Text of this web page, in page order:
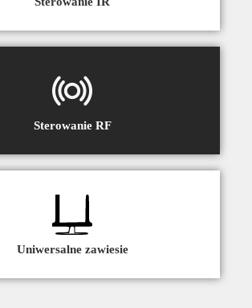
Sterowanie RF
Uniwersalne zawiesie